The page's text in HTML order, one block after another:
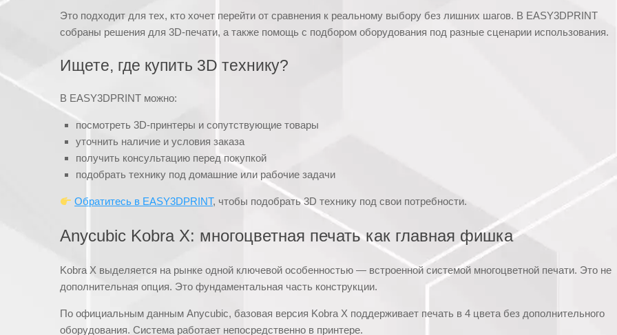
Это подходит для тех, кто хочет перейти от сравнения к реальному выбору без лишних шагов. В EASY3DPRINT
собраны решения для 3D-печати, а также помощь с подбором оборудования под разные сценарии использования.
Ищете, где купить 3D технику?
В EASY3DPRINT можно:
посмотреть 3D-принтеры и сопутствующие товары
уточнить наличие и условия заказа
получить консультацию перед покупкой
подобрать технику под домашние или рабочие задачи
Обратитесь в EASY3DPRINT, чтобы подобрать 3D технику под свои потребности.
Anycubic Kobra X: многоцветная печать как главная фишка
Kobra X выделяется на рынке одной ключевой особенностью — встроенной системой многоцветной печати. Это не
дополнительная опция. Это фундаментальная часть конструкции.
По официальным данным Anycubic, базовая версия Kobra X поддерживает печать в 4 цвета без дополнительного
оборудования. Система работает непосредственно в принтере.